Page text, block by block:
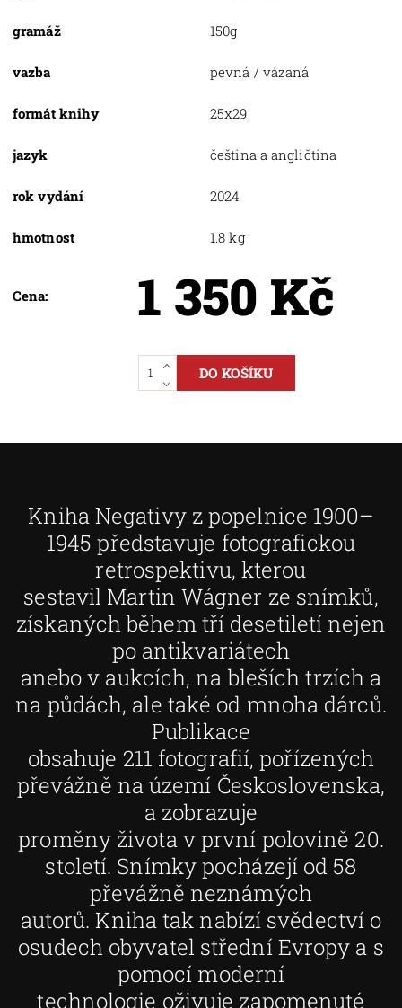
gramáž 150g
vazba pevná / vázaná
formát knihy 25x29
jazyk čeština a angličtina
rok vydání 2024
hmotnost 1.8 kg
Cena: 1 350 Kč
Kniha Negativy z popelnice 1900–
1945 představuje fotografickou
retrospektivu, kterou
sestavil Martin Wágner ze snímků,
získaných během tří desetiletí nejen
po antikvariátech
anebo v aukcích, na bleších trzích a
na půdách, ale také od mnoha dárců.
Publikace
obsahuje 211 fotografií, pořízených
převážně na území Československa,
a zobrazuje
proměny života v první polovině 20.
století. Snímky pocházejí od 58
převážně neznámých
autorů. Kniha tak nabízí svědectví o
osudech obyvatel střední Evropy a s
pomocí moderní
technologie oživuje zapomenuté